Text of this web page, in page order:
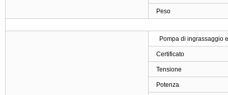
Peso
Pompa di ingrassaggio
Certificato
Tensione
Potenza